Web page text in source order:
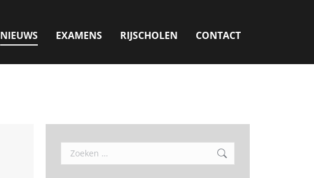
NIEUWS EXAMENS RIJSCHOLEN CONTACT
Search: